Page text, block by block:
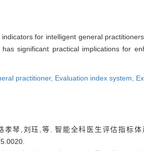
for intelligent general
significant practical implications for
practitioner, Evaluation index system,
孝琴,刘珏,等. 智能全科医生评估指标体